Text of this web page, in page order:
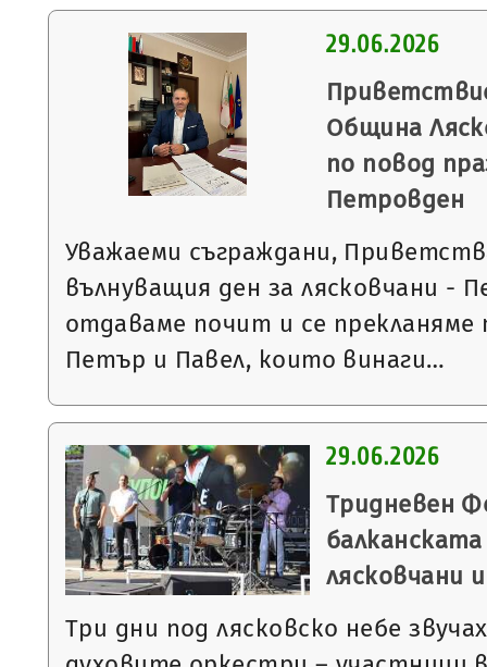
29.06.2026
Община
по повод
Петровден
Уважаеми съграждани,
вълнуващия ден за лясковчани -
отдаваме почит и се
Петър и Павел, които винаги…
29.06.2026
Тридневен
лясковчани
Три дни под лясковско небе